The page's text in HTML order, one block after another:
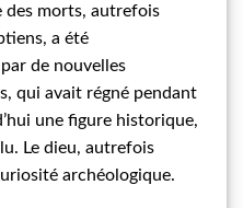
des morts, autrefois
a été
de nouvelles
qui avait régné pendant
une figure historique,
Le dieu, autrefois
archéologique.